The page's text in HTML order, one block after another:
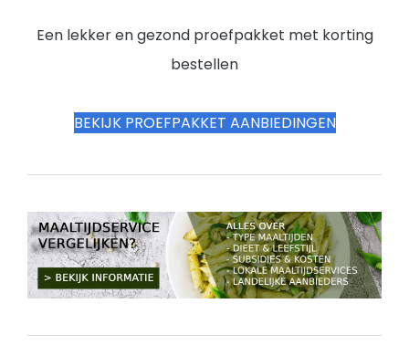
Een lekker en gezond proefpakket met korting
bestellen
BEKIJK PROEFPAKKET AANBIEDINGEN